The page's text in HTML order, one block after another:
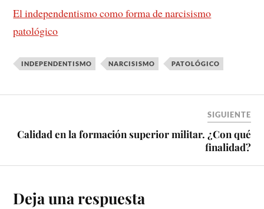
El independentismo como forma de narcisismo
patológico
INDEPENDENTISMO NARCISISMO PATOLÓGICO
SIGUIENTE
Calidad en la formación superior militar. ¿Con qué
finalidad?
Deja una respuesta